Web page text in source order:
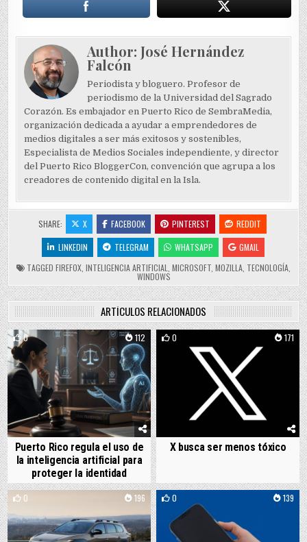
Author:José Hernández
Falcón
Periodista y bloguero. Profesor de
periodismo de la Universidad del Sagrado
Corazón. Es embajador en Puerto Rico de SembraMedia,
organización dedicada a ayudar a emprendedores de
medios digitales a ser más exitosos y sostenibles,
Especialista de Medios Sociales independiente, y director
del Puerto Rico BloggerCon, convención que agrupa a los
creadores de contenido digital en la Isla.
SHARE: X FACEBOOK PINTEREST
REDDIT
LINKEDIN
TELEGRAM WHATSAPP
GMAIL
TAGGED FIREFOX INTELIGENCIA ARTIFICIAL MICROSOFT MOZILLA TECNOLOGÍA
WINDOWS
ARTÍCULOS RELACIONADOS
0 112
Puerto Rico regula el uso de
la inteligencia artificial para
proteger la identidad
0 171
X busca ser menos tóxico
0 196 0 139